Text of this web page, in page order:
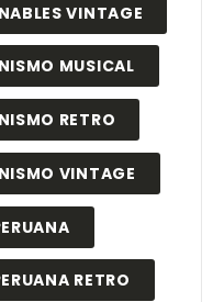
VINTAGE
MUSICAL
RETRO
VINTAGE
RETRO